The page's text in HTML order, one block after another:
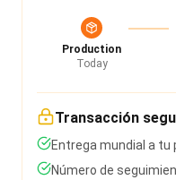
Production
Today
Transacción
Entrega mundial a tu
Número de